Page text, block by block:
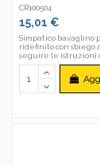
CR100504
15,01 €
Simpatico bavaglino
ridefinito con sbiego
seguire le istruzioni